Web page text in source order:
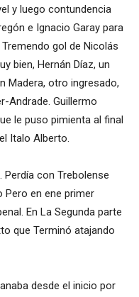
y luego contundencia
e Ignacio Garay para
gol de Nicolás
bien, Hernán Díaz, un
Madera, otro ingresado,
Andrade. Guillermo
le puso pimienta al final
Italo Alberto.
Perdía con Trebolense
Pero en ene primer
En La Segunda parte
que Terminó atajando
desde el inicio por